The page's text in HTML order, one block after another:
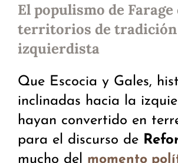
El populismo de
territorios de tradición
izquierdista
Que Escocia y Gales,
inclinadas hacia la
hayan convertido en
para el discurso de
mucho del momento